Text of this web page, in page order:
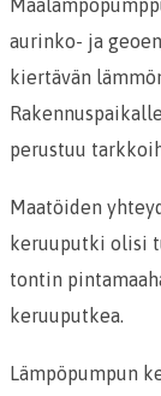
aurinko- ja
kiertävän
perustuu
Maatöiden
keruuputki olisi
tontin
keruuputkea.
Lämpöpumpun